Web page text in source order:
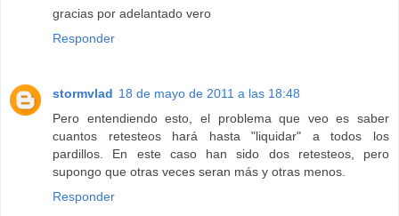
gracias por adelantado vero
Responder
stormvlad 18 de mayo de 2011 a las 18:48
Pero entendiendo esto, el problema que veo es saber
cuantos retesteos hará hasta "liquidar" a todos los
pardillos. En este caso han sido dos retesteos, pero
supongo que otras veces seran más y otras menos.
Responder